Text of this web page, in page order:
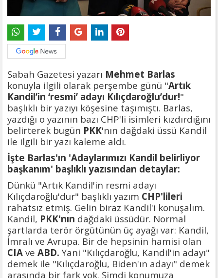
Sabah Gazetesi yazarı Mehmet Barlas
konuyla ilgili olarak perşembe günü "Artık
Kandil’in ‘resmi’ adayı Kılıçdaroğlu’dur!"
başlıklı bir yazıyı köşesine taşımıştı. Barlas,
yazdığı o yazının bazı CHP'li isimleri kızdırdığını
belirterek bugün PKK'nın dağdaki üssü Kandil
ile ilgili bir yazı kaleme aldı.
İşte Barlas'ın 'Adaylarımızı Kandil belirliyor
başkanım' başlıklı yazısından detaylar:
Dünkü "Artık Kandil'in resmi adayı
Kılıçdaroğlu'dur" başlıklı yazım CHP'lileri
rahatsız etmiş. Gelin biraz Kandil'i konuşalım.
Kandil, PKK'nın dağdaki üssüdür. Normal
şartlarda terör örgütünün üç ayağı var: Kandil,
İmralı ve Avrupa. Bir de hepsinin hamisi olan
CIA ve ABD. Yani "Kılıçdaroğlu, Kandil'in adayı"
demek ile "Kılıçdaroğlu, Biden'ın adayı" demek
arasında bir fark yok. Şimdi konumuza